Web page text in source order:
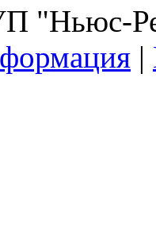
"Ньюс-
|